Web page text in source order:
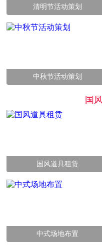
清明节活动策划
中秋节活动策划
国
国风道具租赁
中式场地布置